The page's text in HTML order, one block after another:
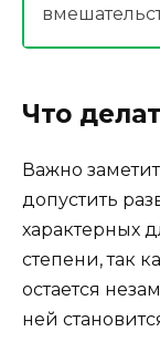
Что
Важно
допустить
характерных
степени, так
остается
ней